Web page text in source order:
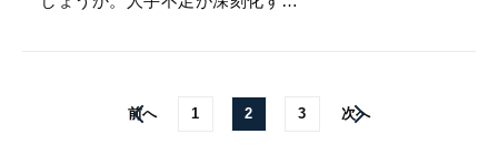
前へ 1 2 3 次へ